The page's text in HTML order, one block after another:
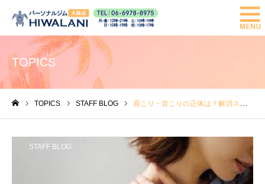
TOPICS
TOPICS STAFF BLOG 肩こり・首こりの正体は？解消ストレッチQ&A
STAFF BLOG